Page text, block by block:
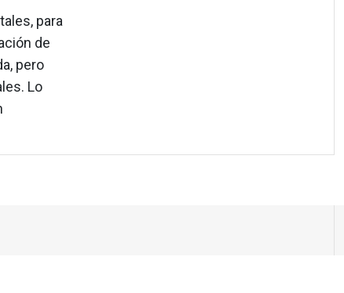
para
de
pero
Lo